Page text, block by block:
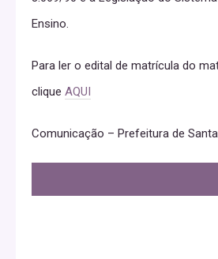
Ensino.
Para ler o edital de matrícula do
clique AQUI
Comunicação – Prefeitura de